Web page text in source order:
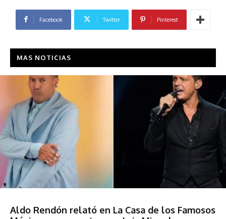
Facebook Twitter Pinterest
MAS NOTICIAS
Aldo Rendón relató en La Casa de los Famosos